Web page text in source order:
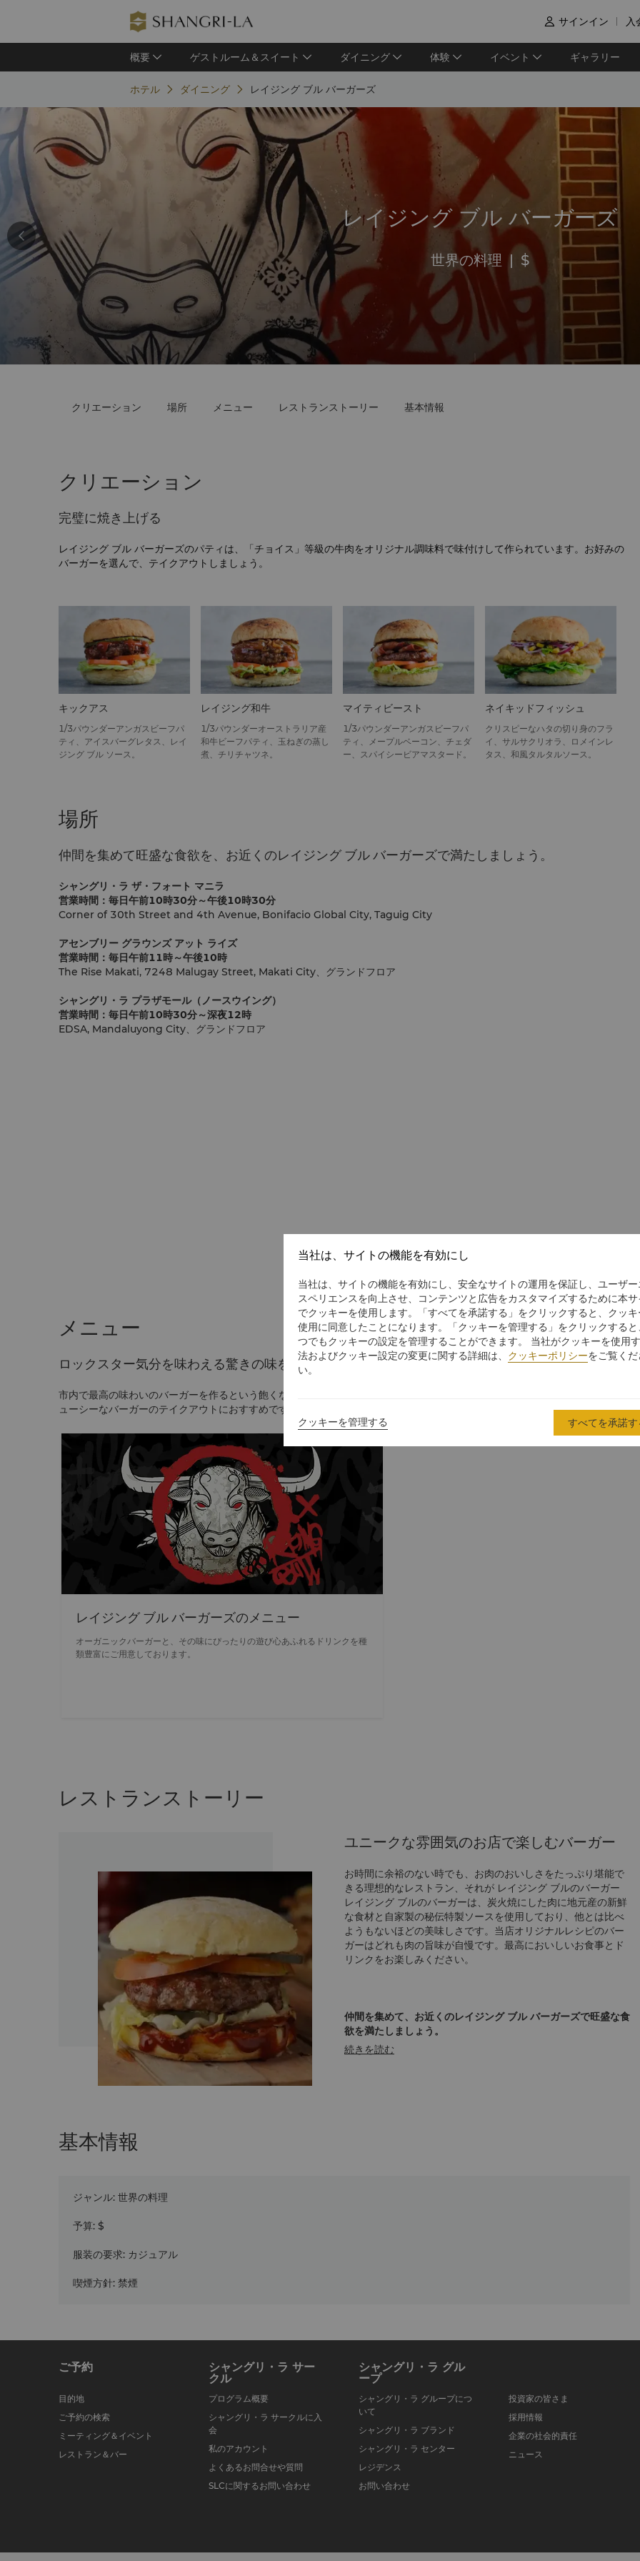
 サインイン 入
概要 ゲストルーム＆スイート ダイニング 体験 イベント ギャラリー
ホテル ダイニング レイジング ブル バーガーズ
レイジング ブル バーガーズ
世界の料理 | $
クリエーション 場所 メニュー レストランストーリー 基本情報
クリエーション
完璧に焼き上げる
レイジング ブル バーガーズのパティは、「チョイス」等級の牛肉をオリジナル調味料で味付けして作られています。お好みの
バーガーを選んで、テイクアウトしましょう。
キックアス
1/3パウンダーアンガスビーフパ
ティ、アイスバーグレタス、レイ
ジング ブル ソース。
レイジング和牛
1/3パウンダーオーストラリア産
和牛ビーフパティ、玉ねぎの蒸し
煮、チリチャツネ。
マイティビースト
1/3パウンダーアンガスビーフパ
ティ、メープルベーコン、チェダ
ー、スパイシービアマスタード。
ネイキッドフィッシュ
クリスピーなハタの切り身のフラ
イ、サルサクリオラ、ロメインレ
タス、和風タルタルソース。
場所
仲間を集めて旺盛な食欲を、お近くのレイジング ブル バーガーズで満たしましょう。
シャングリ・ラ ザ・フォート マニラ
営業時間：毎日午前10時30分～午後10時30分
Corner of 30th Street and 4th Avenue, Bonifacio Global City, Taguig City
アセンブリー グラウンズ アット ライズ
営業時間：毎日午前11時～午後10時
The Rise Makati, 7248 Malugay Street, Makati City、グランドフロア
シャングリ・ラ プラザモール（ノースウイング）
営業時間：毎日午前10時30分～深夜12時
EDSA, Mandaluyong City、グランドフロア
メニュー
ロックスター気分を味わえる驚きの味を
市内で最高の味わいのバーガーを作るという飽くなき追求から作り出したバーガーを提供するレイジング ブル バーガーズ。ジ
ューシーなバーガーのテイクアウトにおすすめです。
レイジング ブル バーガーズのメニュー
オーガニックバーガーと、その味にぴったりの遊び心あふれるドリンクを種
類豊富にご用意しております。
レストランストーリー
ユニークな雰囲気のお店で楽しむバーガー
お時間に余裕のない時でも、お肉のおいしさをたっぷり堪能で
きる理想的なレストラン、それが レイジング ブルのバーガー
レイジング ブルのバーガーは、炭火焼にした肉に地元産の新鮮
な食材と自家製の秘伝特製ソースを使用しており、他とは比べ
ようもないほどの美味しさです。当店オリジナルレシピのバー
ガーはどれも肉の旨味が自慢です。最高においしいお食事とド
リンクをお楽しみください。
仲間を集めて、お近くのレイジング ブル バーガーズで旺盛な食
欲を満たしましょう。
シャングリ・ラ ザ・フォート マニラ
続きを読む
基本情報
ジャンル: 世界の料理
予算: $
服装の要求: カジュアル
喫煙方針: 禁煙
ご予約
目的地
ご予約の検索
ミーティング＆イベント
レストラン＆バー
シャングリ・ラ サー
クル
プログラム概要
シャングリ・ラ サークルに入
会
私のアカウント
よくあるお問合せや質問
SLCに関するお問い合わせ
シャングリ・ラ グル
ープ
シャングリ・ラ グループにつ
いて
シャングリ・ラ ブランド
シャングリ・ラ センター
レジデンス
お問い合わせ
投資家の皆さま
採用情報
企業の社会的責任
ニュース
当社は、サイトの機能を有効にし
当社は、サイトの機能を有効にし、安全なサイトの運用を保証し、ユーザー
スペリエンスを向上させ、コンテンツと広告をカスタマイズするために本サ
でクッキーを使用します。「すべてを承諾する」をクリックすると、クッ
使用に同意したことになります。「クッキーを管理する」をクリックする
つでもクッキーの設定を管理することができます。 当社がクッキーを使用
法およびクッキー設定の変更に関する詳細は、 クッキーポリシーをご覧くだ
い。
クッキーを管理する すべてを承諾す